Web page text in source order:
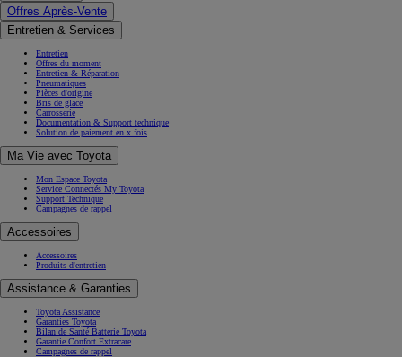
Offres Après-Vente
Entretien & Services
Entretien
Offres du moment
Entretien & Réparation
Pneumatiques
Pièces d'origine
Bris de glace
Carrosserie
Documentation & Support technique
Solution de paiement en x fois
Ma Vie avec Toyota
Mon Espace Toyota
Service Connectés My Toyota
Support Technique
Campagnes de rappel
Accessoires
Accessoires
Produits d'entretien
Assistance & Garanties
Toyota Assistance
Garanties Toyota
Bilan de Santé Batterie Toyota
Garantie Confort Extracare
Campagnes de rappel